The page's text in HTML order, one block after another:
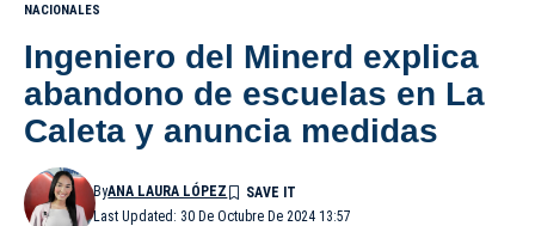
NACIONALES
Ingeniero del Minerd explica
abandono de escuelas en La
Caleta y anuncia medidas
Last Updated: 30 De Octubre De 2024 13:57
ByANA LAURA LÓPEZ